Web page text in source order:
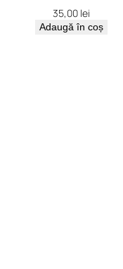
35,00 lei
Adaugă în coș